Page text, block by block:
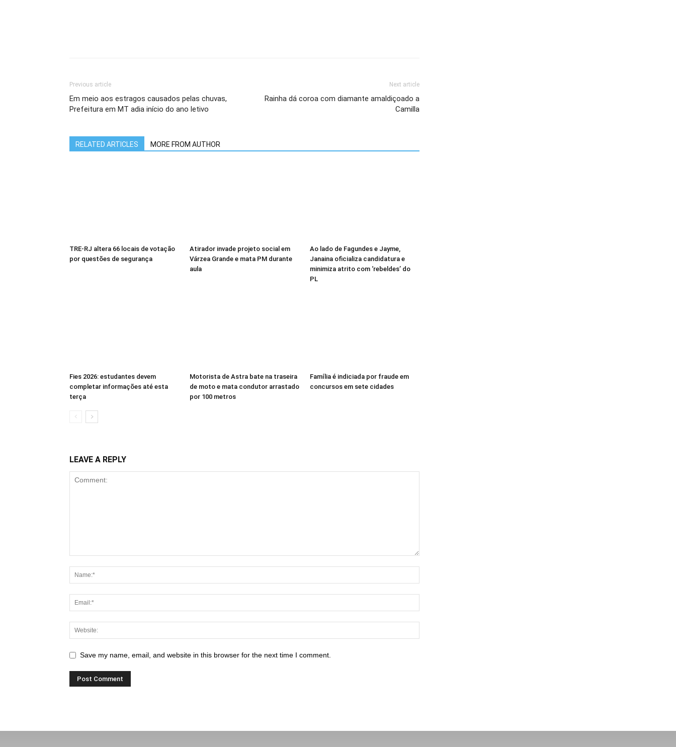
Previous article
Em meio aos estragos causados pelas chuvas,
Prefeitura em MT adia início do ano letivo
Next article
Rainha dá coroa com diamante amaldiçoado a
Camilla
RELATED ARTICLES MORE FROM AUTHOR
TRE-RJ altera 66 locais de votação
por questões de segurança
Atirador invade projeto social em
Várzea Grande e mata PM durante
aula
Ao lado de Fagundes e Jayme,
Janaina oficializa candidatura e
minimiza atrito com ‘rebeldes’ do
PL
Fies 2026: estudantes devem
completar informações até esta
terça
Motorista de Astra bate na traseira
de moto e mata condutor arrastado
por 100 metros
Família é indiciada por fraude em
concursos em sete cidades
LEAVE A REPLY
Save my name, email, and website in this browser for the next time I comment.